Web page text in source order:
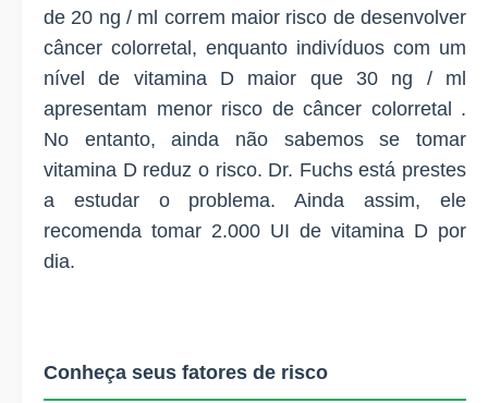
de 20 ng / ml correm maior risco de desenvolver
câncer colorretal, enquanto indivíduos com um
nível de vitamina D maior que 30 ng / ml
apresentam menor risco de câncer colorretal .
No entanto, ainda não sabemos se tomar
vitamina D reduz o risco. Dr. Fuchs está prestes
a estudar o problema. Ainda assim, ele
recomenda tomar 2.000 UI de vitamina D por
dia.
Conheça seus fatores de risco